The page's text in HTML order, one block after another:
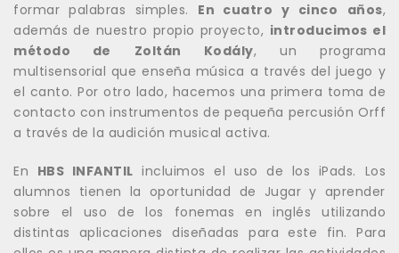
formar palabras simples. En cuatro y cinco años,
además de nuestro propio proyecto, introducimos el
método de
Zoltán Kodály, un programa
multisensorial que enseña música a través del juego y
el canto. Por otro lado, hacemos una primera toma de
contacto con instrumentos de pequeña percusión Orff
a través de la audición musical activa.
En HBS INFANTIL incluimos el uso de los iPads. Los
alumnos tienen la oportunidad de Jugar y aprender
sobre el uso de los fonemas en inglés utilizando
distintas aplicaciones diseñadas para este fin. Para